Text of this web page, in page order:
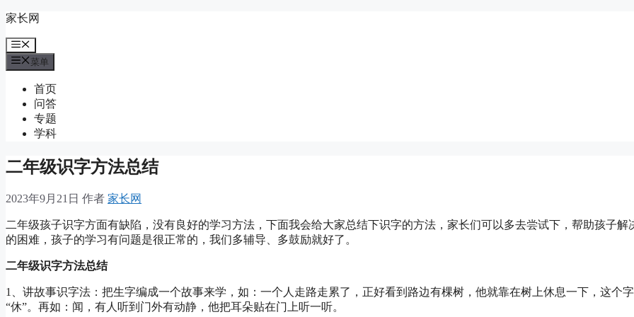
跳
内
容
家长网
菜
单
菜单
首页
问答
专题
学科
二年级识字方法总结
2023年9月21日 作者 家长网
二年级孩子识字方面有缺陷，没有良好的学习方法，下面我会给大家总结下识字的方法，家长们可以多去尝试下，帮助孩子解
的困难，孩子的学习有问题是很正常的，我们多辅导、多鼓励就好了。
二年级识字方法总结
1、讲故事识字法：把生字编成一个故事来学，如：一个人走路走累了，正好看到路边有棵树，他就靠在树上休息一下，这个
“休”。再如：闻，有人听到门外有动静，他把耳朵贴在门上听一听。